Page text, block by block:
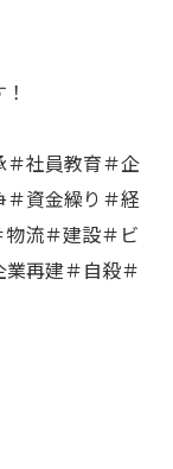
社員教育＃企
資金繰り＃経
流＃建設＃ビ
再建＃自殺＃